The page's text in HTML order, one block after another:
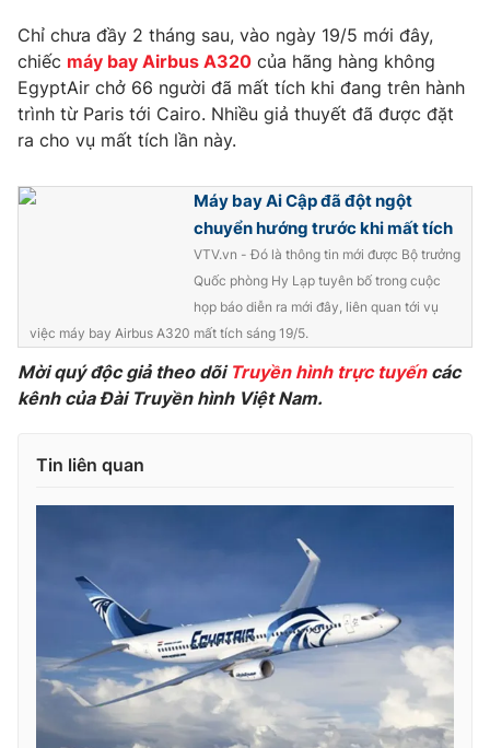
Hitech Công nghệ tương lai
Sản phẩm
Thị trường
Giao lưu trực tuyến
Lịch phát sóng
Chuyên mục khác
Podcast
Infographic
Tấm lòng Việt
Vươn mình bằng AI
VTV9 VTV8
Liên hệ tòa soạn English
Chỉ chưa đầy 2 tháng sau, vào ngày 19/5 mới đây,
chiếc máy bay Airbus A320 của hãng hàng không
EgyptAir chở 66 người đã mất tích khi đang trên hành
trình từ Paris tới Cairo. Nhiều giả thuyết đã được đặt
ra cho vụ mất tích lần này.
Máy bay Ai Cập đã đột ngột
chuyển hướng trước khi mất tích
VTV.vn - Đó là thông tin mới được Bộ trưởng
Quốc phòng Hy Lạp tuyên bố trong cuộc
họp báo diễn ra mới đây, liên quan tới vụ
việc máy bay Airbus A320 mất tích sáng 19/5.
Mời quý độc giả theo dõi Truyền hình trực tuyếncác
kênh của Đài Truyền hình Việt Nam.
Tin liên quan